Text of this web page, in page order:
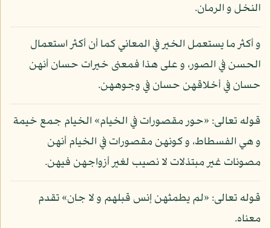
النخل و الرمان.
و أكثر ما يستعمل الخير في المعاني كما أن أكثر استعمال
الحسن في الصور، و على هذا فمعنى خيرات حسان أنهن
حسان في أخلاقهن حسان في وجوههن.
قوله تعالى: «حور مقصورات في الخيام» الخيام جمع خيمة
و هي الفسطاط، و كونهن مقصورات في الخيام أنهن
مصونات غير مبتذلات لا نصيب لغير أزواجهن فيهن.
قوله تعالى: «لم يطمثهن إنس قبلهم و لا جان» تقدم
معناه.